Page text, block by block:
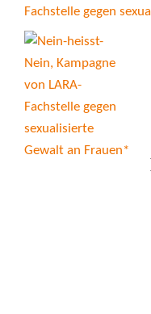
Fachstelle gegen